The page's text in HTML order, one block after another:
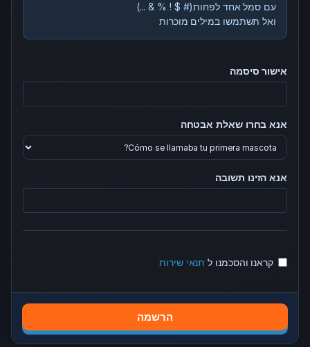
עם סמל אחד לפחות(# $ ! % & ...)
ואל תשתמשו במילים מוכרות
אישור סיסמה
אנא בחרו שאלת אבטחה
אנא הזינו תשובה
קראנו והסכמנו ל תנאי שירות